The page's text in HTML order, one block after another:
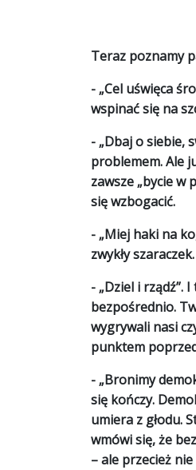
Teraz poznamy
- „Cel uświęca
wspinać się na
- „Dbaj o siebie,
problemem. Ale
zawsze „bycie w
się wzbogacić.
- „Miej haki na
zwykły
- „Dziel i rządź”.
bezpośrednio.
wygrywali nasi
punktem
- „Bronimy
się kończy.
umiera z głodu.
wmówi się, że
– ale przecież